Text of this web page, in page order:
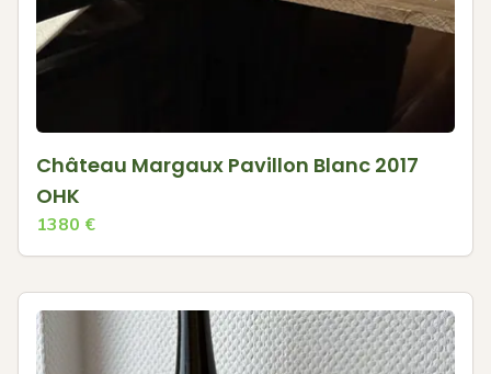
Château Margaux Pavillon Blanc 2017
OHK
1380 €